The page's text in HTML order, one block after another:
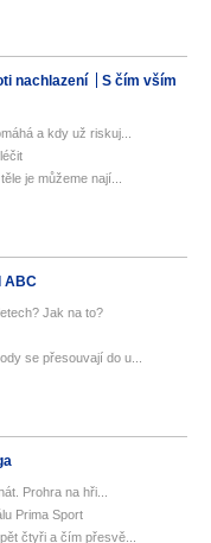
nachlazení
S čím vším
a kdy už riskuj...
je můžeme nají...
ABC
Jak na to?
se přesouvají do u...
Prohra na hři...
Prima Sport
čtyři a čím přesvě...